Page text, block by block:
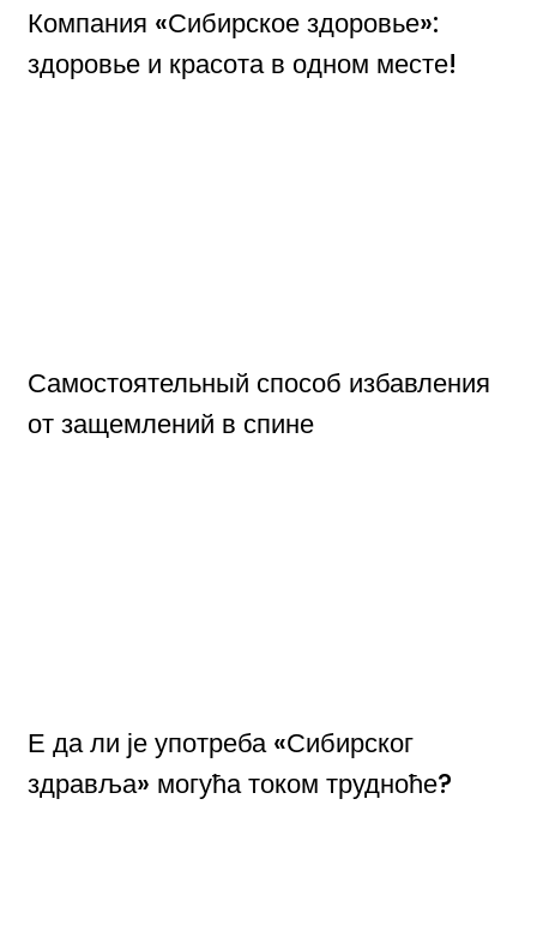
Компания «Сибирское здоровье»:
здоровье и красота в одном месте!
Самостоятельный способ избавления
от защемлений в спине
Е да ли је употреба «Сибирског
здравља» могућа током трудноће?